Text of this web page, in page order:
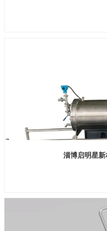
淄博启明星新
展位号